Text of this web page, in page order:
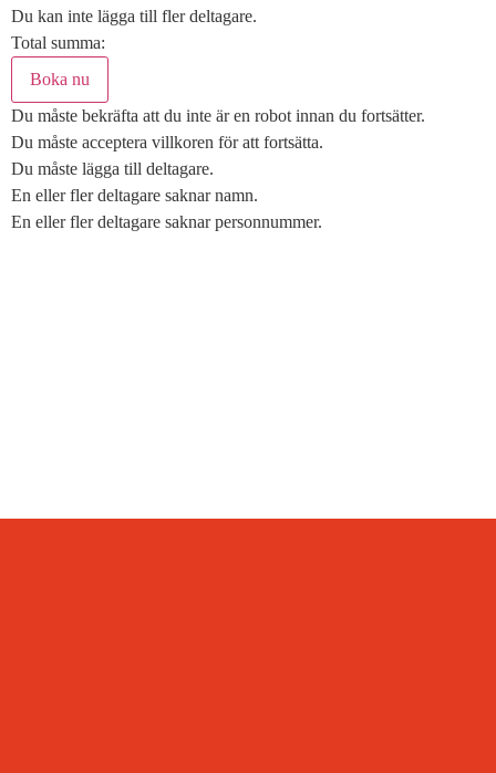
Du kan inte lägga till fler deltagare.
Total summa:
Du måste bekräfta att du inte är en robot innan du fortsätter.
Du måste acceptera villkoren för att fortsätta.
Du måste lägga till deltagare.
En eller fler deltagare saknar namn.
En eller fler deltagare saknar personnummer.